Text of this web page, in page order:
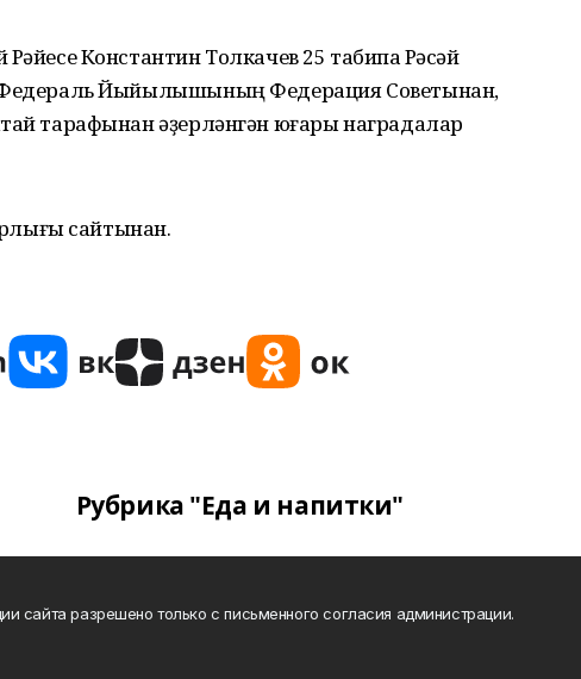
Константин Толкачев 25 табипҡа Рәсәй
Йыйылышының Федерация Советынан,
тарафынан әҙерләнгән юғары наградалар
сайтынан.
Рубрика "Еда и напитки"
сайта разрешено только с письменного согласия администрации.